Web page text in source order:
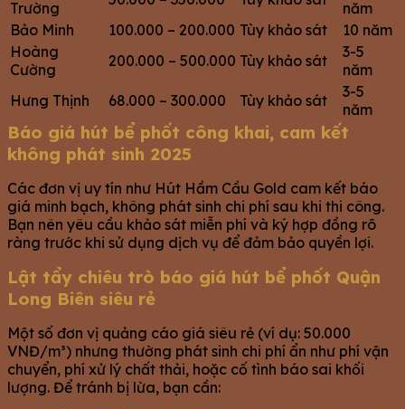
Trường
năm
Bảo Minh
100.000 – 200.000 Tùy khảo sát
10 năm
Hoàng
Cường
200.000 – 500.000 Tùy khảo sát
3-5
năm
Hưng Thịnh
68.000 – 300.000 Tùy khảo sát
3-5
năm
Báo giá hút bể phốt công khai, cam kết
không phát sinh 2025
Các đơn vị uy tín như Hút Hầm Cầu Gold cam kết báo
giá minh bạch, không phát sinh chi phí sau khi thi công.
Bạn nên yêu cầu khảo sát miễn phí và ký hợp đồng rõ
ràng trước khi sử dụng dịch vụ để đảm bảo quyền lợi.
Lật tẩy chiêu trò báo giá hút bể phốt Quận
Long Biên siêu rẻ
Một số đơn vị quảng cáo giá siêu rẻ (ví dụ: 50.000
VNĐ/m³) nhưng thường phát sinh chi phí ẩn như phí vận
chuyển, phí xử lý chất thải, hoặc cố tình báo sai khối
lượng. Để tránh bị lừa, bạn cần: